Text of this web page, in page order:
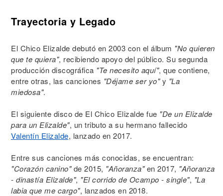
Trayectoria y Legado
El Chico Elizalde debutó en 2003 con el álbum "No quieren
que te quiera", recibiendo apoyo del público. Su segunda
producción discográfica "Te necesito aquí", que contiene,
entre otras, las canciones "Déjame ser yo"y "La
miedosa".
El siguiente disco de El Chico Elizalde fue "De un Elizalde
para un Elizalde", un tributo a su hermano fallecido
Valentín Elizalde, lanzado en 2017.
Entre sus canciones más conocidas, se encuentran:
"Corazón canino"de 2015, "Añoranza"en 2017, "Añoranza
- dinastía Elizalde", "El corrido de Ocampo - single", "La
labia que me cargo", lanzados en 2018.